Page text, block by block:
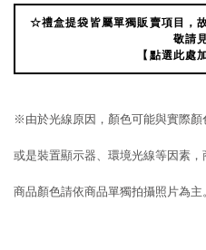
☆禮盒提袋皆屬單獨販賣項目，
敬請
【點選此處
※由於光線原因，顏色可能與實際顏
或是裝置顯示器、環境光線等因素，
商品顏色請依商品單獨拍攝照片為主。